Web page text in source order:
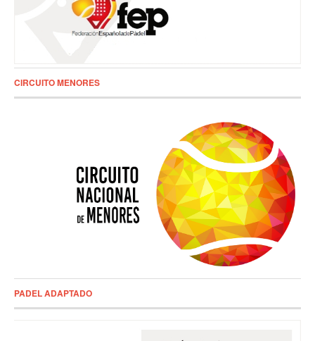
CIRCUITO MENORES
PADEL ADAPTADO